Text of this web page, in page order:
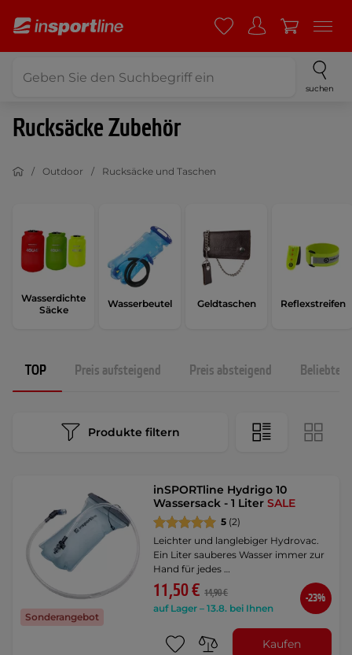
suchen
Rucksäcke Zubehör
Outdoor Rucksäcke und Taschen
Wasserdichte
Säcke
Wasserbeutel Geldtaschen Reflexstreifen
TOP Preis aufsteigend Preis absteigend
Produkte filtern
Sonderangebot
inSPORTline Hydrigo 10
Wassersack - 1 LiterSALE
5 (2)
Leichter und langlebiger Hydrovac.
Ein Liter sauberes Wasser immer zur
Hand für jedes …
11,50 € 14,90 €
auf Lager – 13.8. bei Ihnen
-23%
Kaufen